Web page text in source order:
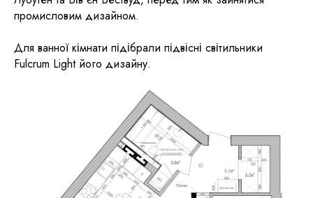
промисловим дизайном.
Для ванної кімнати підібрали підвісні світильники
Fulcrum Light його дизайну.